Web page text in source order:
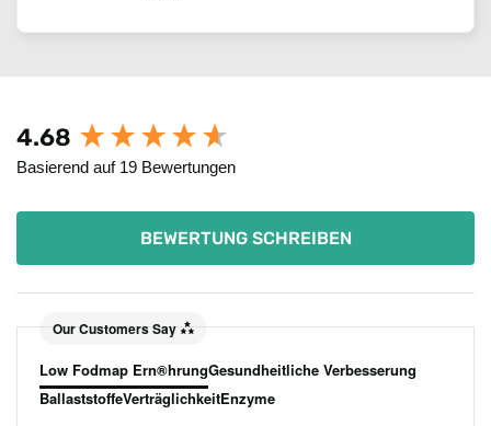
4.68
Basierend auf 19 Bewertungen
BEWERTUNG SCHREIBEN
Our Customers Say
Low Fodmap Ern®hrungGesundheitliche Verbesserung
BallaststoffeVerträglichkeitEnzyme
New content loaded